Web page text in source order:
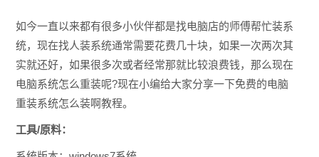
如今一直以来都有很多小伙伴都是找电脑店的师傅帮忙装系
统，现在找人装系统通常需要花费几十块，如果一次两次其
实就还好，如果很多次或者经常那就比较浪费钱，那么现在
电脑系统怎么重装呢?现在小编给大家分享一下免费的电脑
重装系统怎么装啊教程。
工具/原料：